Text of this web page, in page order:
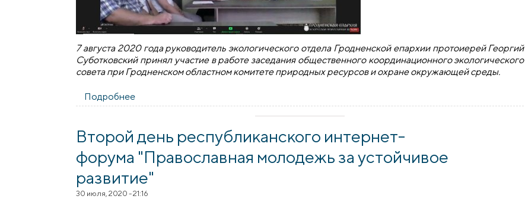
7 августа 2020 года руководитель экологического отдела Гродненской епархии протоиерей Георгий
Суботковский принял участие в работе заседания общественного координационного экологического
совета при Гродненском областном комитете природных ресурсов и охране окружающей среды.
Подробнее
Второй день республиканского интернет-
форума "Православная молодежь за устойчивое
развитие"
30 июля, 2020 - 21:16